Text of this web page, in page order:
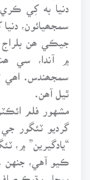
دنيا به کِي
سمجھيائون،
جيڪي ھن بلراج
۾ آندا، سي
ٿيل آھن.
مشهور فلم
گرديو ٽئگور جي
“يادگيرين” ۾،
ڪيو آهي، جنهن
ويچار وڌيڪ